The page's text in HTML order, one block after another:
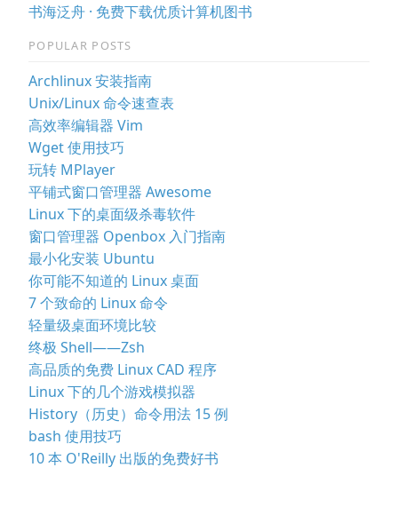
书海泛舟 · 免费下载优质计算机图书
POPULAR POSTS
Archlinux 安装指南
Unix/Linux 命令速查表
高效率编辑器 Vim
Wget 使用技巧
玩转 MPlayer
平铺式窗口管理器 Awesome
Linux 下的桌面级杀毒软件
窗口管理器 Openbox 入门指南
最小化安装 Ubuntu
你可能不知道的 Linux 桌面
7 个致命的 Linux 命令
轻量级桌面环境比较
终极 Shell——Zsh
高品质的免费 Linux CAD 程序
Linux 下的几个游戏模拟器
History（历史）命令用法 15 例
bash 使用技巧
10 本 O'Reilly 出版的免费好书